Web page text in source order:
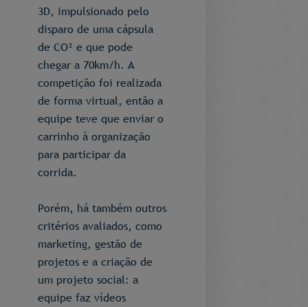
3D, impulsionado pelo
disparo de uma cápsula
de CO² e que pode
chegar a 70km/h. A
competição foi realizada
de forma virtual, então a
equipe teve que enviar o
carrinho à organização
para participar da
corrida.
Porém, há também outros
critérios avaliados, como
marketing, gestão de
projetos e a criação de
um projeto social: a
equipe faz vídeos